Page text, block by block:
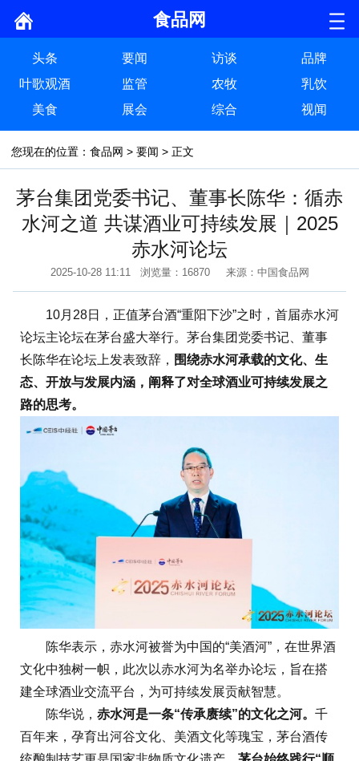
食品网
头条 要闻 访谈
品牌
叶歌观酒
监管 农牧
乳饮
美食
展会 综合 视闻
您现在的位置： 食品网 > 要闻 > 正文
茅台集团党委书记、董事长陈华：循赤
水河之道 共谋酒业可持续发展｜2025
赤水河论坛
2025-10-28 11:11 浏览量：16870 来源：中国食品网
10月28日，正值茅台酒“重阳下沙”之时，首届赤水河
论坛主论坛在茅台盛大举行。茅台集团党委书记、董事
长陈华在论坛上发表致辞， 围绕赤水河承载的文化、生
态、开放与发展内涵，阐释了对全球酒业可持续发展之
路的思考。
陈华表示，赤水河被誉为中国的“美酒河”，在世界酒
文化中独树一帜，此次以赤水河为名举办论坛，旨在搭
建全球酒业交流平台，为可持续发展贡献智慧。
陈华说， 赤水河是一条“传承赓续”的文化之河。 千
百年来，孕育出河谷文化、美酒文化等瑰宝，茅台酒传